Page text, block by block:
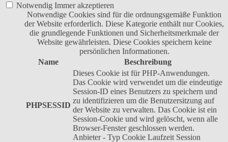
Notwendig Immer akzeptieren
Notwendige Cookies sind für die ordnungsgemäße Funktion
der Website erforderlich. Diese Kategorie enthält nur Cookies,
die grundlegende Funktionen und Sicherheitsmerkmale der
Website gewährleisten. Diese Cookies speichern keine
persönlichen Informationen.
Name
Beschreibung
PHPSESSID
Dieses Cookie ist für PHP-Anwendungen.
Das Cookie wird verwendet um die eindeutige
Session-ID eines Benutzers zu speichern und
zu identifizieren um die Benutzersitzung auf
der Website zu verwalten. Das Cookie ist ein
Session-Cookie und wird gelöscht, wenn alle
Browser-Fenster geschlossen werden.
Anbieter - Typ Cookie Laufzeit Session